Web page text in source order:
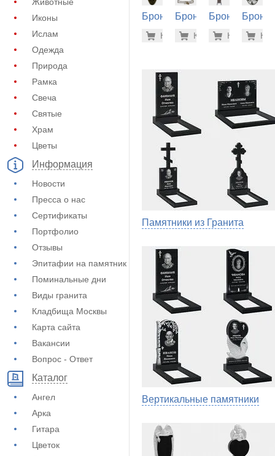
Иконы
Ислам
Одежда
Природа
Рамка
Свеча
Святые
Храм
Цветы
Информация
Новости
Пресса о нас
Сертификаты
Портфолио
Отзывы
Эпитафии на памятник
Поминальные дни
Виды гранита
Кладбища Москвы
Карта сайта
Вакансии
Вопрос - Ответ
Каталог
Ангел
Арка
Гитара
Цветок
Бронза
памятник
-7%
Купить
Бронза
памятник
-7%
Купить
Бронза
памятник
-
Купить
Бронза
Памятники из Гранита
Вертикальные памятники